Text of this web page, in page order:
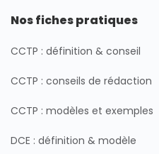
Nos fiches pratiques
CCTP : définition & conseil
CCTP : conseils de rédaction
CCTP : modèles et exemples
DCE : définition & modèle